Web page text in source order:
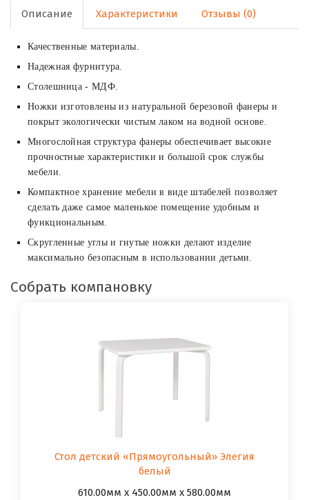
Описание Характеристики Отзывы (0)
Качественные материалы.
Надежная фурнитура.
Столешница - МДФ.
Ножки изготовлены из натуральной березовой фанеры и
покрыт экологически чистым лаком на водной основе.
Многослойная структура фанеры обеспечивает высокие
прочностные характеристики и большой срок службы
мебели.
Компактное хранение мебели в виде штабелей позволяет
сделать даже самое маленькое помещение удобным и
функциональным.
Скругленные углы и гнутые ножки делают изделие
максимально безопасным в использовании детьми.
Собрать компановку
Стол детский «Прямоугольный» Элегия
белый
610.00мм x 450.00мм x 580.00мм